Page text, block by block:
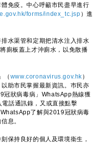
免疫。中心呼籲市民盡早進行
forms/index_tc.jsp ）進
水渠管和定期把清水注入排水
廁板蓋上才沖廁水，以免散播
（ www.coronavirus.gov.hk ）
助市民掌握最新資訊。巿民亦
冠狀病毒病」WhatsApp熱線獲
話通訊錄，又或直接點擊
WhatsApp了解與2019冠狀病毒
息。
持良好的個人及環境衞生，